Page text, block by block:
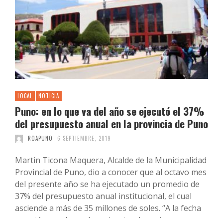
LOCAL NOTICIA
Puno: en lo que va del año se ejecutó el 37%
del presupuesto anual en la provincia de Puno
ROAPUNO 6 SEPTIEMBRE, 2019
Martin Ticona Maquera, Alcalde de la Municipalidad
Provincial de Puno, dio a conocer que al octavo mes
del presente año se ha ejecutado un promedio de
37% del presupuesto anual institucional, el cual
asciende a más de 35 millones de soles. “A la fecha